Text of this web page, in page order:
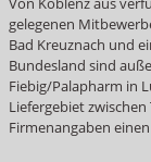
gelegenen
Bad Kreuznach und
Bundesland sind
Fiebig/Palapharm in
Liefergebiet
Firmenangaben